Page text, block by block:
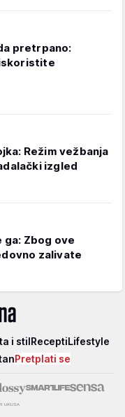
pretrpano:
Režim vežbanja
izgled
ga: Zbog ove
zalivate
i stilReceptiLifestyle
Pretplati se